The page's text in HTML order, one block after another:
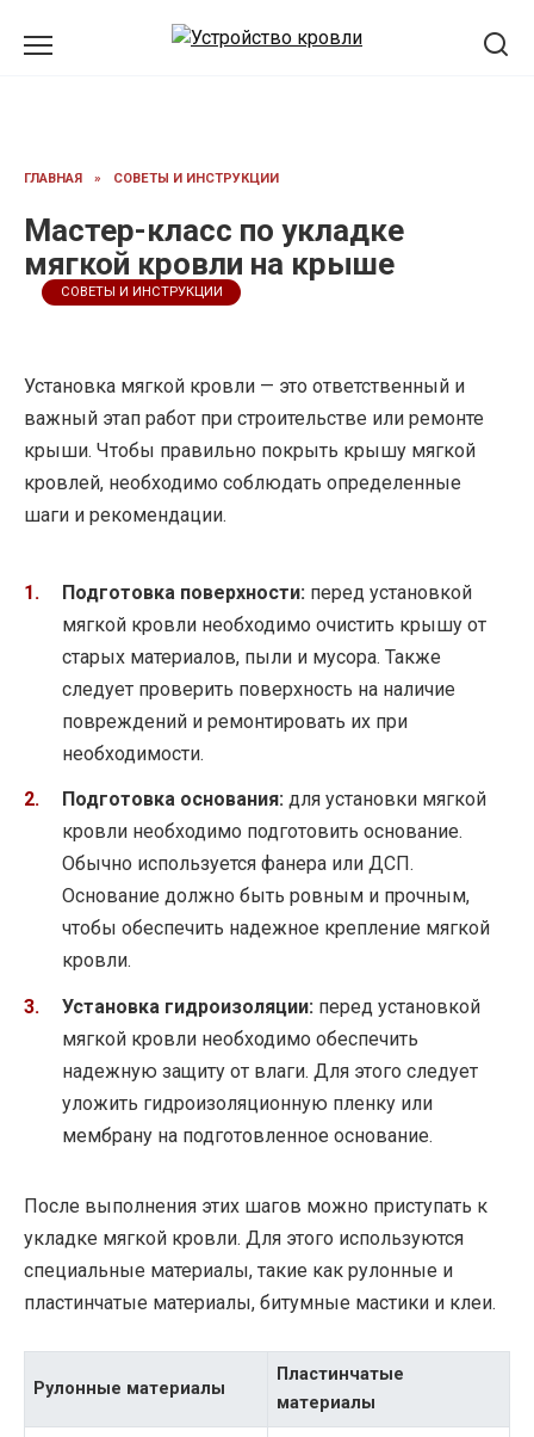
ГЛАВНАЯ » СОВЕТЫ И ИНСТРУКЦИИ
Мастер-класс по укладке
мягкой кровли на крыше
СОВЕТЫ И ИНСТРУКЦИИ
Установка мягкой кровли — это ответственный и
важный этап работ при строительстве или ремонте
крыши. Чтобы правильно покрыть крышу мягкой
кровлей, необходимо соблюдать определенные
шаги и рекомендации.
Подготовка поверхности: перед установкой
мягкой кровли необходимо очистить крышу от
старых материалов, пыли и мусора. Также
следует проверить поверхность на наличие
повреждений и ремонтировать их при
необходимости.
Подготовка основания: для установки мягкой
кровли необходимо подготовить основание.
Обычно используется фанера или ДСП.
Основание должно быть ровным и прочным,
чтобы обеспечить надежное крепление мягкой
кровли.
Установка гидроизоляции: перед установкой
мягкой кровли необходимо обеспечить
надежную защиту от влаги. Для этого следует
уложить гидроизоляционную пленку или
мембрану на подготовленное основание.
После выполнения этих шагов можно приступать к
укладке мягкой кровли. Для этого используются
специальные материалы, такие как рулонные и
пластинчатые материалы, битумные мастики и клеи.
Рулонные материалы
Пластинчатые
материалы